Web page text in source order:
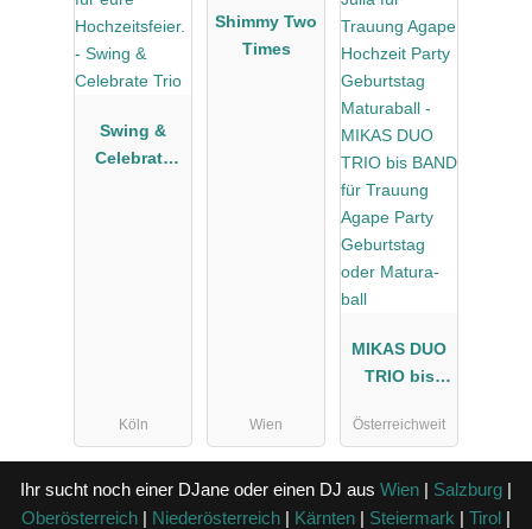
Swing &
Celebrate
Köln
Shimmy Two
Times
Wien
MIKAS DUO
TRIO bis
Trauung
Agape Party
Geburtstag
oder Matura-
Österreichweit
Ihr sucht noch einer DJane oder einen DJ aus Wien | Salzburg |
Oberösterreich | Niederösterreich | Kärnten | Steiermark | Tirol |